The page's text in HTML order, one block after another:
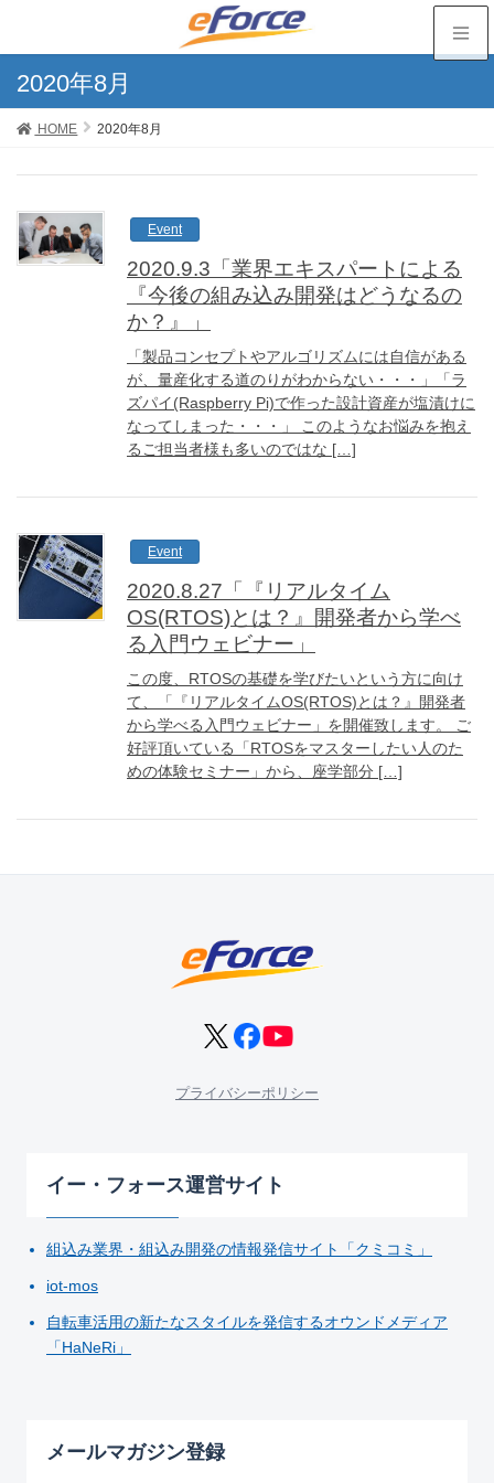
2020年8月
HOME 2020年8月
Event
2020.9.3「業界エキスパートによる
『今後の組み込み開発はどうなるの
か？』」
「製品コンセプトやアルゴリズムには自信がある
が、量産化する道のりがわからない・・・」「ラ
ズパイ(Raspberry Pi)で作った設計資産が塩漬けに
なってしまった・・・」 このようなお悩みを抱え
るご担当者様も多いのではな […]
Event
2020.8.27「『リアルタイム
OS(RTOS)とは？』開発者から学べ
る入門ウェビナー」
この度、RTOSの基礎を学びたいという方に向け
て、「『リアルタイムOS(RTOS)とは？』開発者
から学べる入門ウェビナー」を開催致します。 ご
好評頂いている「RTOSをマスターしたい人のた
めの体験セミナー」から、座学部分 […]
プライバシーポリシー
イー・フォース運営サイト
組込み業界・組込み開発の情報発信サイト「クミコミ」
iot-mos
自転車活用の新たなスタイルを発信するオウンドメディア
「HaNeRi」
メールマガジン登録